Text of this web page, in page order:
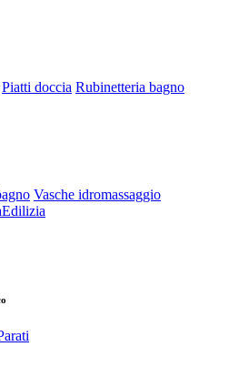
Piatti doccia Rubinetteria bagno
Vasche idromassaggio
Edilizia